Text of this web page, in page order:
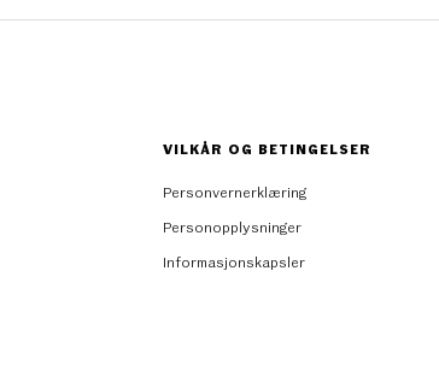
VILKÅR OG BETINGELSER
Personvernerklæring
Personopplysninger
Informasjonskapsler